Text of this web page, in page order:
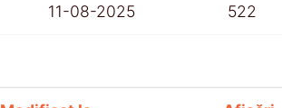
11-08-2025 522